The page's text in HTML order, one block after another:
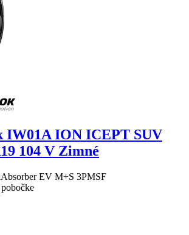
IW01A ION ICEPT SUV
104 V Zimné
EV M+S 3PMSF